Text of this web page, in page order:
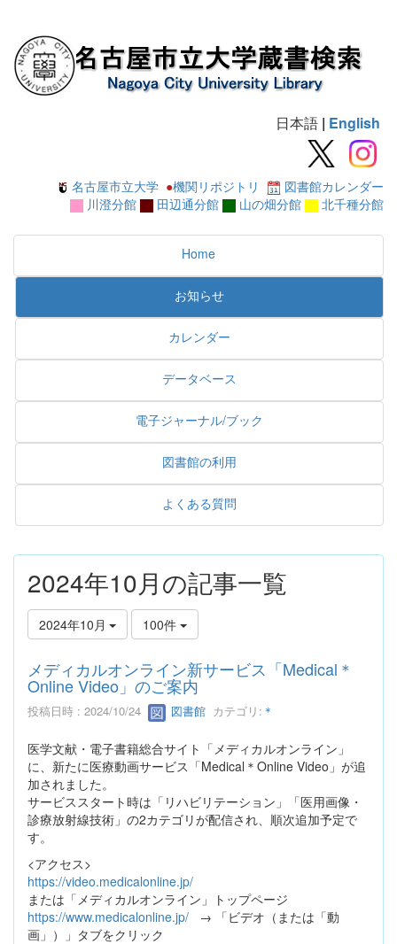
日本語 | English
名古屋市立大学 ●機関リポジトリ
図書館カレンダー
川澄分館
田辺通分館 山の畑分館 北千種分館
Home
お知らせ
カレンダー
データベース
電子ジャーナル/ブック
図書館の利用
よくある質問
2024年10月の記事一覧
2024年10月 100件
メディカルオンライン新サービス「Medical＊
Online Video」のご案内
投稿日時 : 2024/10/24 図書館 カテゴリ: ＊
医学文献・電子書籍総合サイト「メディカルオンライン」
に、新たに医療動画サービス「Medical＊Online Video」が追
加されました。
サービススタート時は「リハビリテーション」「医用画像・
診療放射線技術」の2カテゴリが配信され、順次追加予定で
す。
<アクセス>
https://video.medicalonline.jp/
または「メディカルオンライン」トップページ
https://www.medicalonline.jp/ → 「ビデオ（または「動
画」）」タブをクリック